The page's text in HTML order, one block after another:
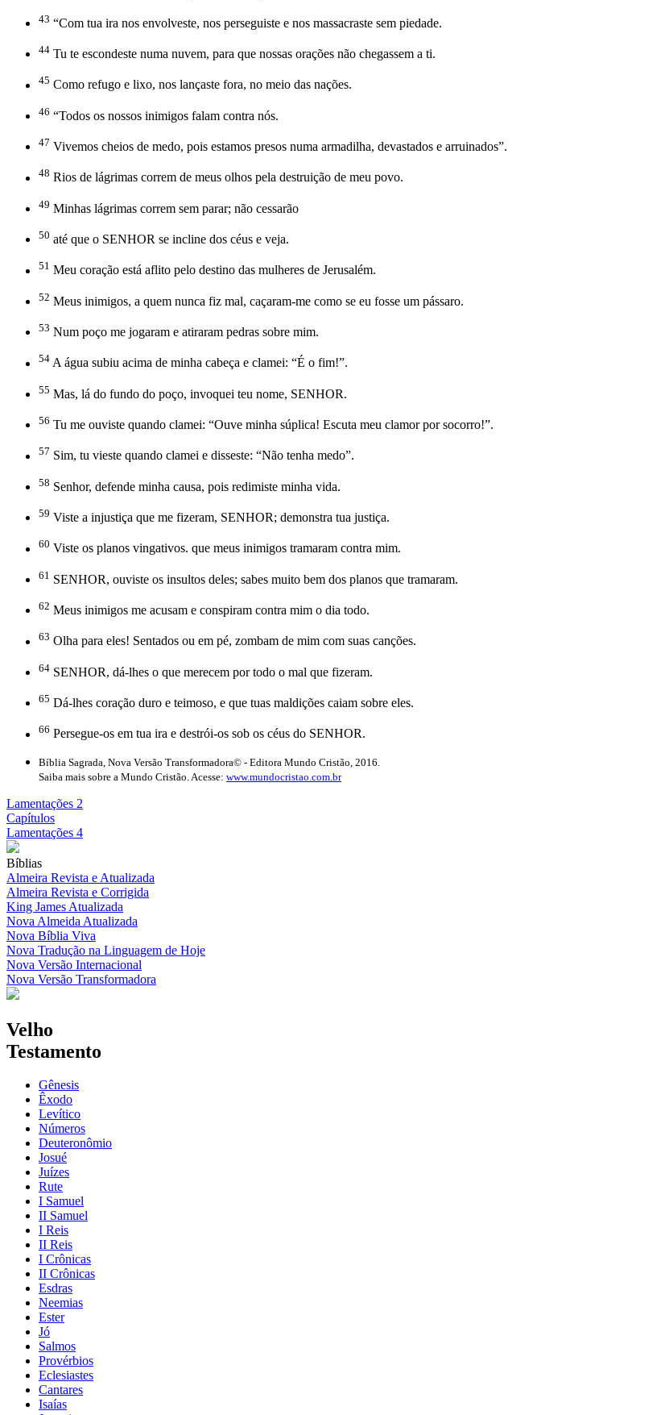
43 “Com tua ira nos envolveste, nos perseguiste e nos massacraste sem piedade.
44 Tu te escondeste numa nuvem, para que nossas orações não chegassem a ti.
45 Como refugo e lixo, nos lançaste fora, no meio das nações.
46 “Todos os nossos inimigos falam contra nós.
47 Vivemos cheios de medo, pois estamos presos numa armadilha, devastados e arruinados”.
48 Rios de lágrimas correm de meus olhos pela destruição de meu povo.
49 Minhas lágrimas correm sem parar; não cessarão
50 até que o SENHOR se incline dos céus e veja.
51 Meu coração está aflito pelo destino das mulheres de Jerusalém.
52 Meus inimigos, a quem nunca fiz mal, caçaram-me como se eu fosse um pássaro.
53 Num poço me jogaram e atiraram pedras sobre mim.
54 A água subiu acima de minha cabeça e clamei: “É o fim!”.
55 Mas, lá do fundo do poço, invoquei teu nome, SENHOR.
56 Tu me ouviste quando clamei: “Ouve minha súplica! Escuta meu clamor por socorro!”.
57 Sim, tu vieste quando clamei e disseste: “Não tenha medo”.
58 Senhor, defende minha causa, pois redimiste minha vida.
59 Viste a injustiça que me fizeram, SENHOR; demonstra tua justiça.
60 Viste os planos vingativos. que meus inimigos tramaram contra mim.
61 SENHOR, ouviste os insultos deles; sabes muito bem dos planos que tramaram.
62 Meus inimigos me acusam e conspiram contra mim o dia todo.
63 Olha para eles! Sentados ou em pé, zombam de mim com suas canções.
64 SENHOR, dá-lhes o que merecem por todo o mal que fizeram.
65 Dá-lhes coração duro e teimoso, e que tuas maldições caiam sobre eles.
66 Persegue-os em tua ira e destrói-os sob os céus do SENHOR.
Bíblia Sagrada, Nova Versão Transformadora© - Editora Mundo Cristão, 2016.
Saiba mais sobre a Mundo Cristão. Acesse: www.mundocristao.com.br
Lamentações 2
Capítulos
Lamentações 4
Bíblias
Almeira Revista e Atualizada
Almeira Revista e Corrigida
King James Atualizada
Nova Almeida Atualizada
Nova Bíblia Viva
Nova Tradução na Linguagem de Hoje
Nova Versão Internacional
Nova Versão Transformadora
Velho
Testamento
Gênesis
Êxodo
Levítico
Números
Deuteronômio
Josué
Juízes
Rute
I Samuel
II Samuel
I Reis
II Reis
I Crônicas
II Crônicas
Esdras
Neemias
Ester
Jó
Salmos
Provérbios
Eclesiastes
Cantares
Isaías